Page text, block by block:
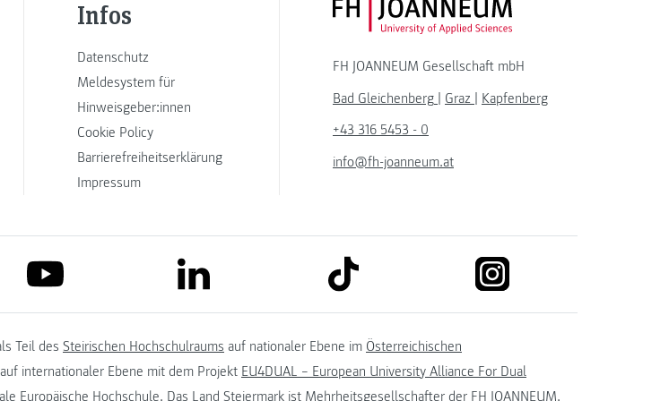
Infos
Datenschutz
Meldesystem für
Hinweisgeber:innen
Cookie Policy
Barrierefreiheitserklärung
Impressum
FH JOANNEUM Logo
FH JOANNEUM Gesellschaft mbH
Bad Gleichenberg | Graz | Kapfenberg
+43 316 5453 - 0
info@fh-joanneum.at
link to youtube link to linkedin link to tiktok
Teil des Steirischen Hochschulraums auf nationaler Ebene im Österreichischen
internationaler Ebene mit dem Projekt EU4DUAL – European University Alliance For Dual
Europäische Hochschule. Das Land Steiermark ist Mehrheitsgesellschafter der FH JOANNEUM.